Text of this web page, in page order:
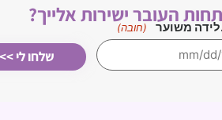
העובר ישירות אלייך?
משוער (חובה)